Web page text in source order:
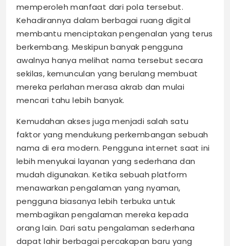
memperoleh manfaat dari pola tersebut.
Kehadirannya dalam berbagai ruang digital
membantu menciptakan pengenalan yang terus
berkembang. Meskipun banyak pengguna
awalnya hanya melihat nama tersebut secara
sekilas, kemunculan yang berulang membuat
mereka perlahan merasa akrab dan mulai
mencari tahu lebih banyak.
Kemudahan akses juga menjadi salah satu
faktor yang mendukung perkembangan sebuah
nama di era modern. Pengguna internet saat ini
lebih menyukai layanan yang sederhana dan
mudah digunakan. Ketika sebuah platform
menawarkan pengalaman yang nyaman,
pengguna biasanya lebih terbuka untuk
membagikan pengalaman mereka kepada
orang lain. Dari satu pengalaman sederhana
dapat lahir berbagai percakapan baru yang